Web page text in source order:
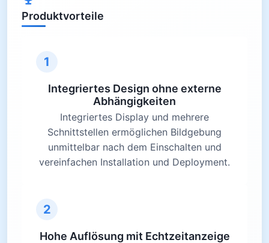
Produktvorteile
1
Integriertes Design ohne externe
Abhängigkeiten
Integriertes Display und mehrere
Schnittstellen ermöglichen Bildgebung
unmittelbar nach dem Einschalten und
vereinfachen Installation und Deployment.
2
Hohe Auflösung mit Echtzeitanzeige